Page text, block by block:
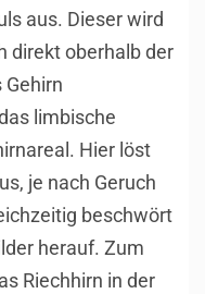
aus. Dieser wird
direkt oberhalb der
limbische
Hier löst
je nach Geruch
beschwört
herauf. Zum
Riechhirn in der